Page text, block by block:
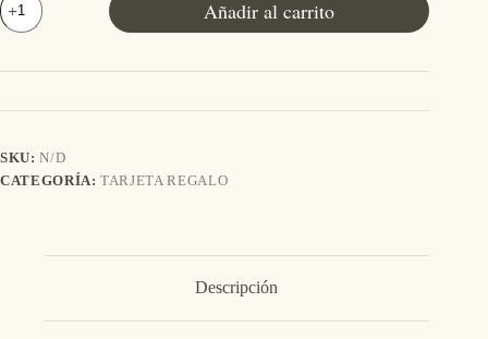
Regalo
cantidad
Añadir al carrito
SKU:N/D
CATEGORÍA:TARJETA REGALO
Descripción